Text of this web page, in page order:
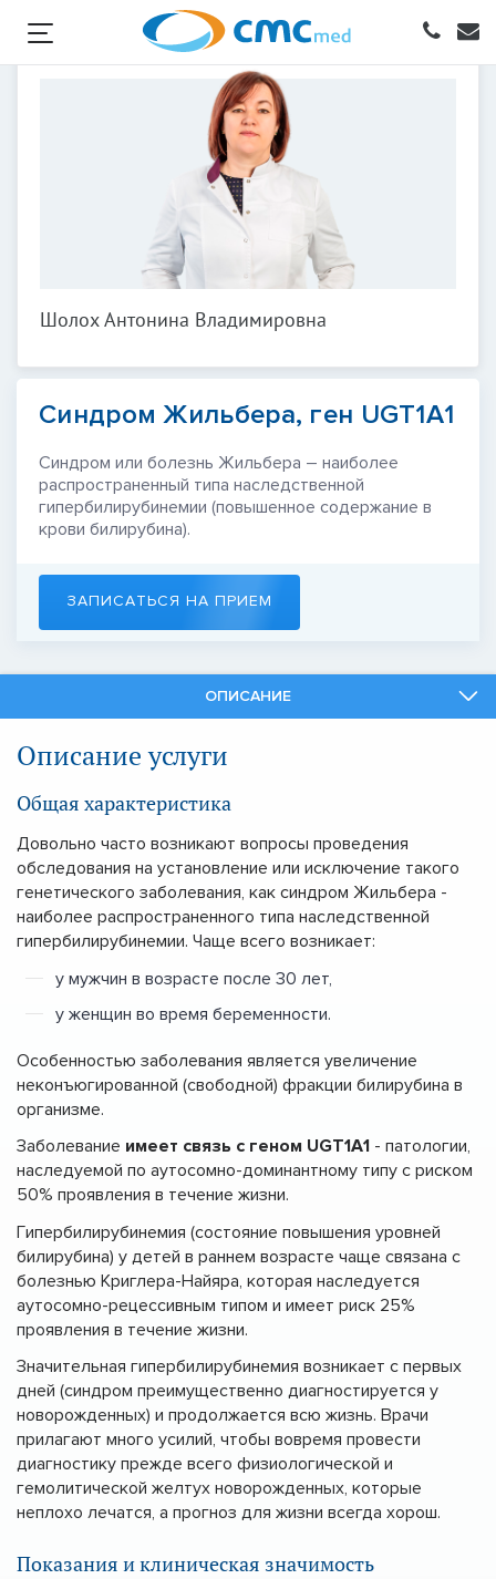
Шолох Антонина Владимировна
Синдром Жильбера, ген UGT1A1
Синдром или болезнь Жильбера – наиболее
распространенный типа наследственной
гипербилирубинемии (повышенное содержание в
крови билирубина).
ЗАПИСАТЬСЯ НА ПРИЕМ
ОПИСАНИЕ
Описание услуги
Общая характеристика
Довольно часто возникают вопросы проведения
обследования на установление или исключение такого
генетического заболевания, как синдром Жильбера -
наиболее распространенного типа наследственной
гипербилирубинемии. Чаще всего возникает:
у мужчин в возрасте после 30 лет,
у женщин во время беременности.
Особенностью заболевания является увеличение
неконъюгированной (свободной) фракции билирубина в
организме.
Заболевание имеет связь с геном UGT1A1 - патологии,
наследуемой по аутосомно-доминантному типу с риском
50% проявления в течение жизни.
Гипербилирубинемия (состояние повышения уровней
билирубина) у детей в раннем возрасте чаще связана с
болезнью Криглера-Найяра, которая наследуется
аутосомно-рецессивным типом и имеет риск 25%
проявления в течение жизни.
Значительная гипербилирубинемия возникает с первых
дней (синдром преимущественно диагностируется у
новорожденных) и продолжается всю жизнь. Врачи
прилагают много усилий, чтобы вовремя провести
диагностику прежде всего физиологической и
гемолитической желтух новорожденных, которые
неплохо лечатся, а прогноз для жизни всегда хорош.
Показания и клиническая значимость